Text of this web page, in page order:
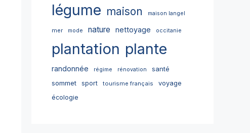
légume maison maison langel
mer mode nature nettoyage occitanie
plantation plante
randonnée régime rénovation
santé
sommet
sport tourisme français
voyage
écologie